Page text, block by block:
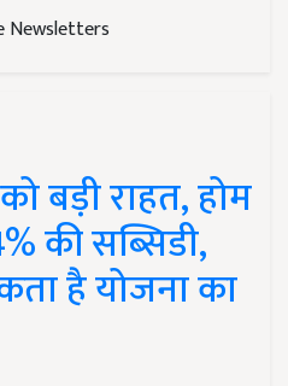
Newsletters
बड़ी राहत, होम
की सब्सिडी,
है योजना का